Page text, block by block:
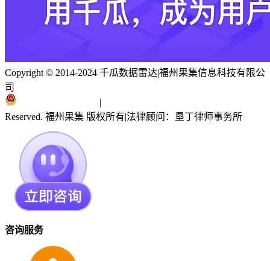
Copyright © 2014-2024 千瓜数据雷达|福州果集信息科技有限公
司
|
Reserved. 福州果集 版权所有|法律顾问：垦丁律师事务所
咨询服务